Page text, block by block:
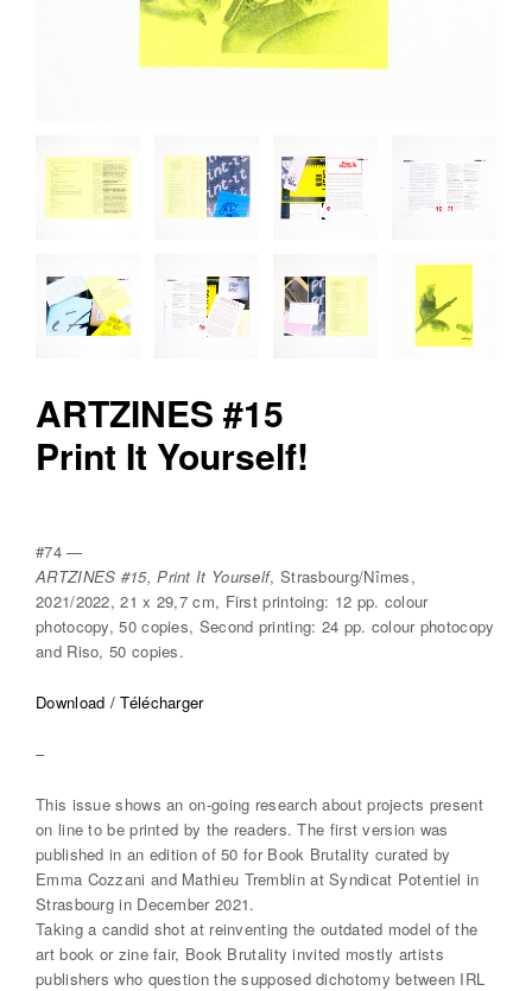
d
t
o
n
ARTZINES #15
Print It Yourself!
#74 —
ARTZINES #15, Print It Yourself, Strasbourg/Nîmes,
2021/2022, 21 x 29,7 cm, First printoing: 12 pp. colour
photocopy, 50 copies, Second printing: 24 pp. colour photocopy
and Riso, 50 copies.
Download / Télécharger
–
This issue shows an on-going research about projects present
on line to be printed by the readers. The first version was
published in an edition of 50 for Book Brutality curated by
Emma Cozzani and Mathieu Tremblin at Syndicat Potentiel in
Strasbourg in December 2021.
Taking a candid shot at reinventing the outdated model of the
art book or zine fair, Book Brutality invited mostly artists
publishers who question the supposed dichotomy between IRL